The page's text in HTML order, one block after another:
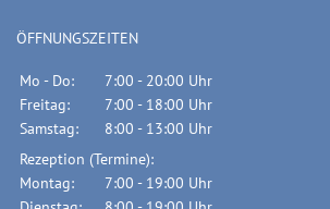
ÖFFNUNGSZEITEN
Mo - Do:
7:00 - 20:00 Uhr
Freitag:
7:00 - 18:00 Uhr
Samstag:
8:00 - 13:00 Uhr
Rezeption (Termine):
Montag:
7:00 - 19:00 Uhr